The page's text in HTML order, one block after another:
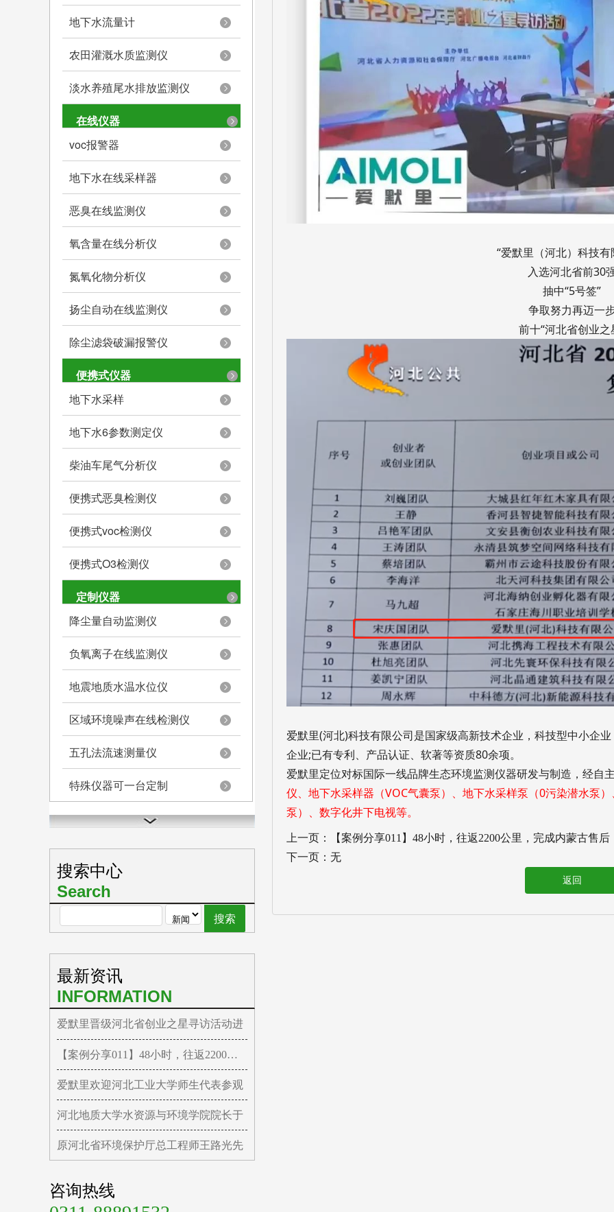
地下水流量计
农田灌溉水质监测仪
淡水养殖尾水排放监测仪
在线仪器
voc报警器
地下水在线采样器
恶臭在线监测仪
氧含量在线分析仪
氮氧化物分析仪
扬尘自动在线监测仪
除尘滤袋破漏报警仪
便携式仪器
地下水采样
地下水6参数测定仪
柴油车尾气分析仪
便携式恶臭检测仪
便携式voc检测仪
便携式O3检测仪
定制仪器
降尘量自动监测仪
负氧离子在线监测仪
地震地质水温水位仪
区域环境噪声在线检测仪
五孔法流速测量仪
特殊仪器可一台定制
搜索中心
Search
最新资讯
INFORMATION
爱默里晋级河北省创业之星寻访活动进
【案例分享011】48小时，往返2200公里
爱默里欢迎河北工业大学师生代表参观
河北地质大学水资源与环境学院院长于
原河北省环境保护厅总工程师王路光先
咨询热线
“爱默里（河北）科技有
入选河北省前30
抽中“5号签”
争取努力再迈一
前十“河北省创业之
爱默里(河北)科技有限公司是国家级高新技术企业，科技型中小企
企业;已有专利、产品认证、软著等资质80余项。
爱默里定位对标国际一线品牌生态环境监测仪器研发与制造，经自
仪、地下水采样器（VOC气囊泵）、地下水采样泵（0污染潜水泵
泵）、数字化井下电视等。
上一页：
【案例分享011】48小时，往返2200公里，完成内蒙古售后
下一页：无
返回